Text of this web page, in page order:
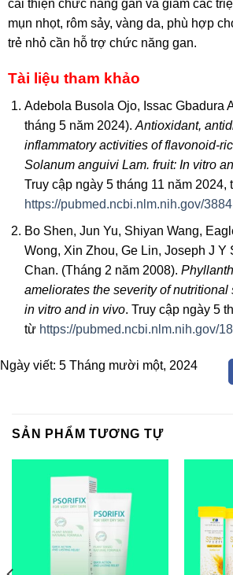
cải thiện chức năng gan và giảm các
mụn nhọt, rôm sảy, vàng da, phù hợp
trẻ nhỏ cần hỗ trợ chức năng gan.
Tài liệu tham khảo
Adebola Busola Ojo, Issac Gbadura
tháng 5 năm 2024). Antioxidant,
inflammatory activities of flavonoid-
Solanum anguivi Lam. fruit: In vitro
Truy cập ngày 5 tháng 11 năm 2024,
https://pubmed.ncbi.nlm.nih.gov/
Bo Shen, Jun Yu, Shiyan Wang,
Wong, Xin Zhou, Ge Lin, Joseph J Y
Chan. (Tháng 2 năm 2008).
ameliorates the severity of nutritional
in vitro and in vivo. Truy cập ngày 5
từ https://pubmed.ncbi.nlm.nih.gov/
Ngày viết: 5 Tháng mười một, 2024
SẢN PHẨM TƯƠNG TỰ